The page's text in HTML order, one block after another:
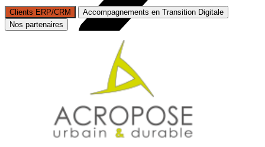
Clients ERP/CRM
Accompagnements en Transition Digitale
Nos partenaires